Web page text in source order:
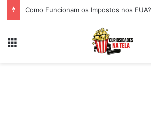
Como Funcionam os Impostos nos EUA?